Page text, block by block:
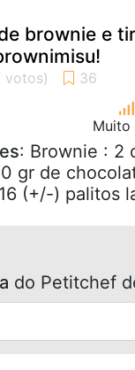
brownie e
Muito
: Brownie : 2
gr de
(+/-) palitos
do Petitchef